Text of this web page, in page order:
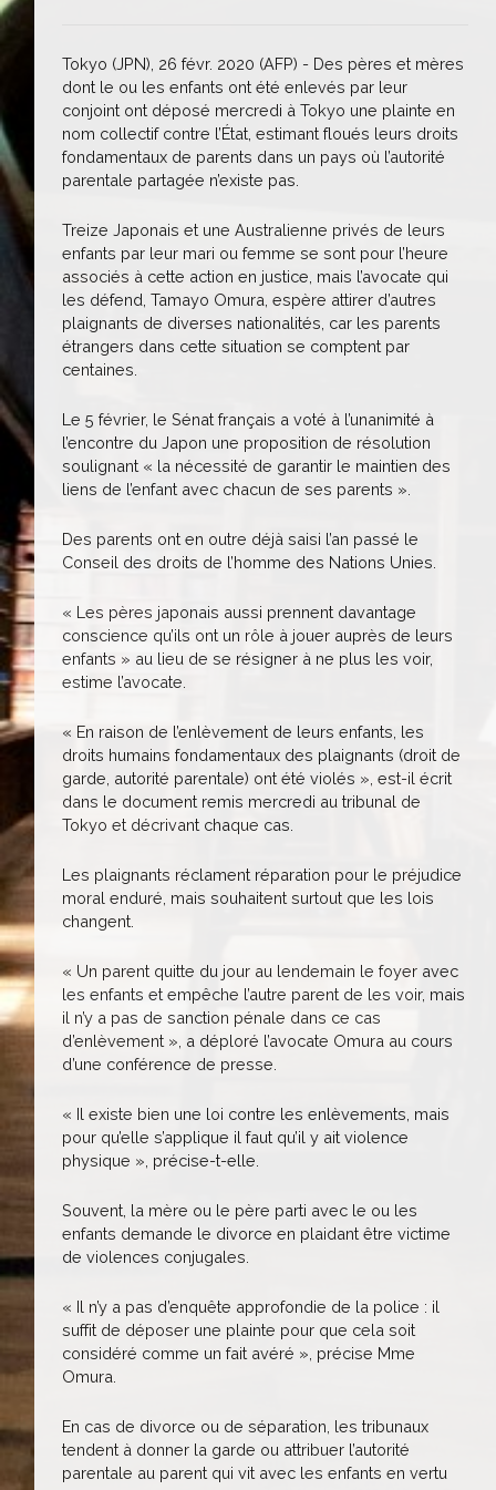
Tokyo (JPN), 26 févr. 2020 (AFP) - Des pères et mères
dont le ou les enfants ont été enlevés par leur
conjoint ont déposé mercredi à Tokyo une plainte en
nom collectif contre l’État, estimant floués leurs droits
fondamentaux de parents dans un pays où l’autorité
parentale partagée n’existe pas.
Treize Japonais et une Australienne privés de leurs
enfants par leur mari ou femme se sont pour l’heure
associés à cette action en justice, mais l’avocate qui
les défend, Tamayo Omura, espère attirer d’autres
plaignants de diverses nationalités, car les parents
étrangers dans cette situation se comptent par
centaines.
Le 5 février, le Sénat français a voté à l’unanimité à
l’encontre du Japon une proposition de résolution
soulignant « la nécessité de garantir le maintien des
liens de l’enfant avec chacun de ses parents ».
Des parents ont en outre déjà saisi l’an passé le
Conseil des droits de l’homme des Nations Unies.
« Les pères japonais aussi prennent davantage
conscience qu’ils ont un rôle à jouer auprès de leurs
enfants » au lieu de se résigner à ne plus les voir,
estime l’avocate.
« En raison de l’enlèvement de leurs enfants, les
droits humains fondamentaux des plaignants (droit de
garde, autorité parentale) ont été violés », est-il écrit
dans le document remis mercredi au tribunal de
Tokyo et décrivant chaque cas.
Les plaignants réclament réparation pour le préjudice
moral enduré, mais souhaitent surtout que les lois
changent.
« Un parent quitte du jour au lendemain le foyer avec
les enfants et empêche l’autre parent de les voir, mais
il n’y a pas de sanction pénale dans ce cas
d’enlèvement », a déploré l’avocate Omura au cours
d’une conférence de presse.
« Il existe bien une loi contre les enlèvements, mais
pour qu’elle s’applique il faut qu’il y ait violence
physique », précise-t-elle.
Souvent, la mère ou le père parti avec le ou les
enfants demande le divorce en plaidant être victime
de violences conjugales.
« Il n’y a pas d’enquête approfondie de la police : il
suffit de déposer une plainte pour que cela soit
considéré comme un fait avéré », précise Mme
Omura.
En cas de divorce ou de séparation, les tribunaux
tendent à donner la garde ou attribuer l’autorité
parentale au parent qui vit avec les enfants en vertu